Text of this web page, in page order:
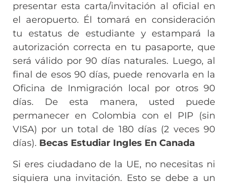
presentar esta carta/invitación al oficial en
el aeropuerto. Él tomará en consideración
tu estatus de estudiante y estampará la
autorización correcta en tu pasaporte, que
será válido por 90 días naturales. Luego, al
final de esos 90 días, puede renovarla en la
Oficina de Inmigración local por otros 90
días. De esta manera, usted puede
permanecer en Colombia con el PIP (sin
VISA) por un total de 180 días (2 veces 90
días). Becas Estudiar Ingles En Canada
Si eres ciudadano de la UE, no necesitas ni
siquiera una invitación. Esto se debe a un